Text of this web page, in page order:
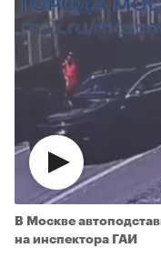
В Москве
на инспектора ГАИ